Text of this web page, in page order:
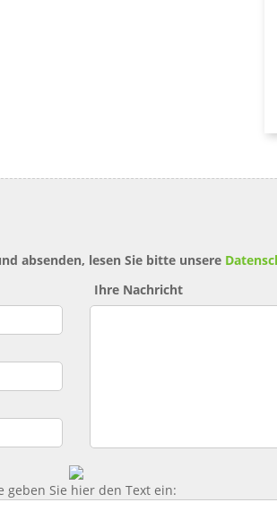
absenden, lesen Sie bitte unsere
Ihre Nachricht
geben Sie hier den Text ein: